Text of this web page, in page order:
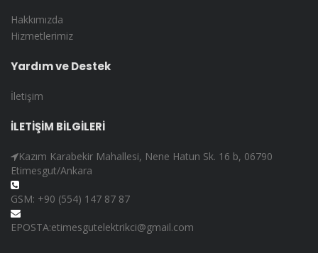
Hakkımızda
Hizmetlerimiz
Yardım ve Destek
İletişim
İLETİŞİM BİLGİLERİ
Kazım Karabekir Mahallesi, Nene Hatun Sk. 16 b, 06790
Etimesgut/Ankara
GSM: +90 (554) 147 87 87
EPOSTA:etimesgutelektrikci@gmail.com